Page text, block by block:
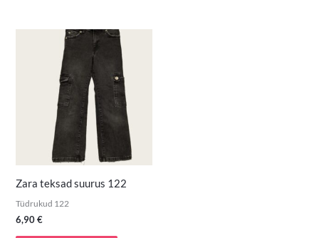
Zara teksad suurus 122
Tüdrukud 122
6,90€